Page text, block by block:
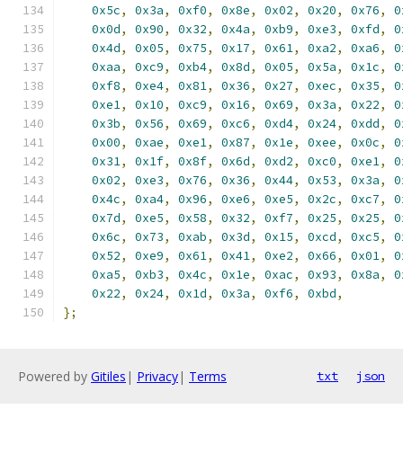
0x5c, 0x3a, 0xf0, 0x8e, 0x02, 0x20, 0x76,
0x0d, 0x90, 0x32, 0x4a, 0xb9, 0xe3, 0xfd,
0x4d, 0x05, 0x75, 0x17, 0x61, 0xa2, 0xa6,
0xaa, 0xc9, 0xb4, 0x8d, 0x05, 0x5a, 0x1c,
0xf8, 0xe4, 0x81, 0x36, 0x27, 0xec, 0x35,
0xe1, 0x10, 0xc9, 0x16, 0x69, 0x3a, 0x22,
0x3b, 0x56, 0x69, 0xc6, 0xd4, 0x24, 0xdd,
0x00, 0xae, 0xe1, 0x87, 0x1e, 0xee, 0x0c,
0x31, 0x1f, 0x8f, 0x6d, 0xd2, 0xc0, 0xe1,
0x02, 0xe3, 0x76, 0x36, 0x44, 0x53, 0x3a,
0x4c, 0xa4, 0x96, 0xe6, 0xe5, 0x2c, 0xc7,
0x7d, 0xe5, 0x58, 0x32, 0xf7, 0x25, 0x25,
0x6c, 0x73, 0xab, 0x3d, 0x15, 0xcd, 0xc5,
0x52, 0xe9, 0x61, 0x41, 0xe2, 0x66, 0x01,
0xa5, 0xb3, 0x4c, 0x1e, 0xac, 0x93, 0x8a,
0x22, 0x24, 0x1d, 0x3a, 0xf6, 0xbd,
};
Powered by Gitiles | Privacy| Terms txt json